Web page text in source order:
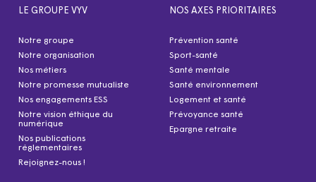
LE GROUPE VYV
Notre groupe
Notre organisation
Nos métiers
Notre promesse mutualiste
Nos engagements ESS
Notre vision éthique du
numérique
Nos publications
réglementaires
Rejoignez-nous !
NOS AXES PRIORITAIRES
Prévention santé
Sport-santé
Santé mentale
Santé environnement
Logement et santé
Prévoyance santé
Epargne retraite